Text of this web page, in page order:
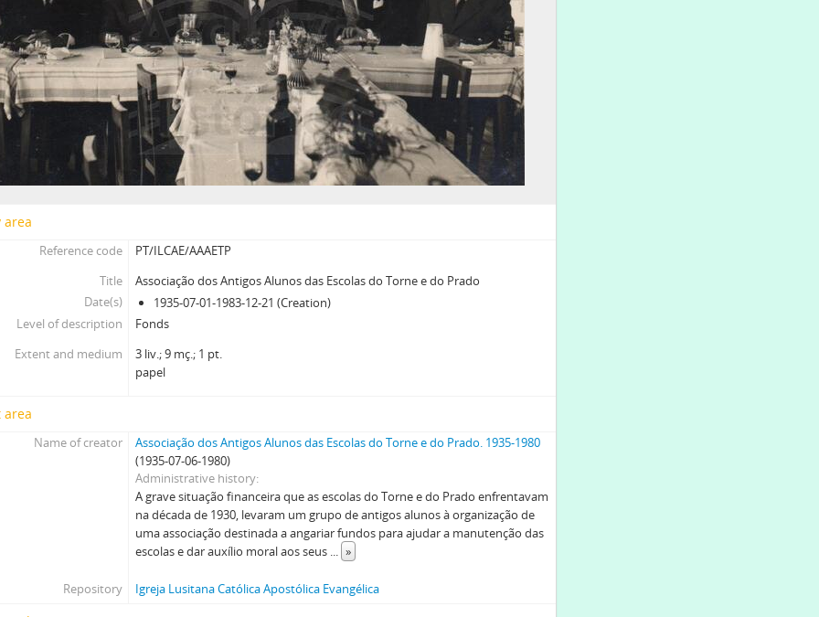
area
Reference code
PT/ILCAE/AAAETP
Title
Associação dos Antigos Alunos das Escolas do Torne e do Prado
Date(s)
1935-07-01-1983-12-21 (Creation)
Level of description
Fonds
Extent and medium
3 liv.; 9 mç.; 1 pt.
papel
area
Name of creator
Associação dos Antigos Alunos das Escolas do Torne e do Prado. 1935-1980
(1935-07-06-1980)
Administrative history
A grave situação financeira que as escolas do Torne e do Prado enfrentavam
na década de 1930, levaram um grupo de antigos alunos à organização de
uma associação destinada a angariar fundos para ajudar a manutenção das
escolas e dar auxílio moral aos seus ... »
Repository Igreja Lusitana Católica Apostólica Evangélica